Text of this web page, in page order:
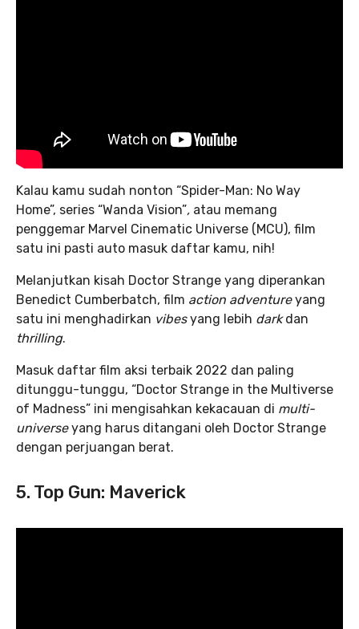
Kalau kamu sudah nonton “Spider-Man: No Way
Home”, series “Wanda Vision”, atau memang
penggemar Marvel Cinematic Universe (MCU), film
satu ini pasti auto masuk daftar kamu, nih!
Melanjutkan kisah Doctor Strange yang diperankan
Benedict Cumberbatch, film action adventureyang
satu ini menghadirkan vibesyang lebih darkdan
thrilling.
Masuk daftar film aksi terbaik 2022 dan paling
ditunggu-tunggu, “Doctor Strange in the Multiverse
of Madness” ini mengisahkan kekacauan di multi-
universeyang harus ditangani oleh Doctor Strange
dengan perjuangan berat.
5. Top Gun: Maverick